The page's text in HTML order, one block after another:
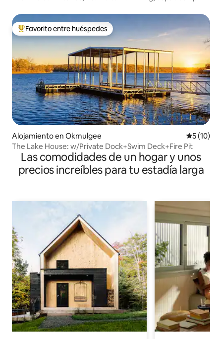
Favorito entre los huéspedes más destacados
Favorito entre huéspedes
Alojamiento en Okmulgee
5 (10)
The Lake House: w/Private Dock+Swim Deck+Fire Pit
Las comodidades de un hogar y unos
precios increíbles para tu estadía larga